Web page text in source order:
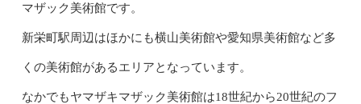
マザック美術館です。
新栄町駅周辺はほかにも横山美術館や愛知県美術館など多
くの美術館があるエリアとなっています。
なかでもヤマザキマザック美術館は18世紀から20世紀のフ